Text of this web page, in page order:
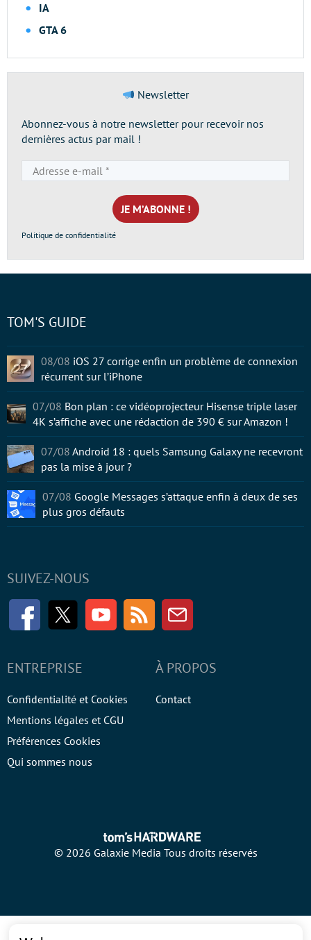
IA
GTA 6
Newsletter
Abonnez-vous à notre newsletter pour recevoir nos
dernières actus par mail !
e-
mail
*
Politique de confidentialité
SUIVEZ-NOUS
FacebookTwitter Youtube RSS Newsletter
ENTREPRISE
Confidentialité et Cookies
Mentions légales et CGU
Préférences Cookies
Qui sommes nous
À PROPOS
Contact
© 2026 Galaxie Media Tous droits réservés
TOM'S GUIDE
08/08 iOS 27 corrige enfin un problème de connexion
récurrent sur l’iPhone
07/08 Bon plan : ce vidéoprojecteur Hisense triple laser
4K s’affiche avec une rédaction de 390 € sur Amazon !
07/08 Android 18 : quels Samsung Galaxy ne recevront
pas la mise à jour ?
07/08 Google Messages s’attaque enfin à deux de ses
plus gros défauts